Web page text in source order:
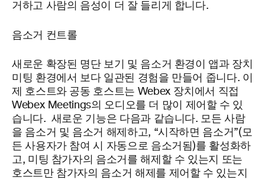
거하고 사람의 음성이 더 잘 들리게 합니다.
음소거 컨트롤
새로운 확장된 명단 보기 및 음소거 환경이 앱과 장치
미팅 환경에서 보다 일관된 경험을 만들어 줍니다. 이
제 호스트와 공동 호스트는 Webex 장치에서 직접
Webex Meetings의 오디오를 더 많이 제어할 수 있
습니다. 새로운 기능은 다음과 같습니다. 모든 사람
을 음소거 및 음소거 해제하고, “시작하면 음소거”(모
든 사용자가 참여 시 자동으로 음소거됨)를 활성화하
고, 미팅 참가자의 음소거를 해제할 수 있는지 또는
호스트만 참가자의 음소거 해제를 제어할 수 있는지